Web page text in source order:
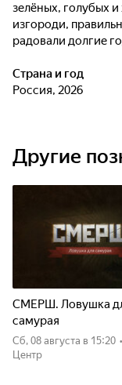
зелёных, голубых
изгороди,
радовали долгие
Страна и год
Россия, 2026
Другие
СМЕРШ. Ловушка
самурая
сб, 08 августа в 15:20 •
Центр